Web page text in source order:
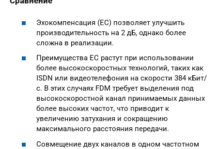
Эхокомпенсация (EC) позволяет улучшить
производительность на 2 дБ, однако более
сложна в реализации.
Преимущества EC растут при использовании
более высокоскоростных технологий, таких как
ISDN или видеотелефония на скорости 384 кБит/
с. В этих случаях FDM требует выделения под
высокоскоростной канал принимаемых данных
более высоких частот, что приводит к
увеличению затухания и сокращению
максимального расстояния передачи.
Совмещение двух каналов в одном частотном